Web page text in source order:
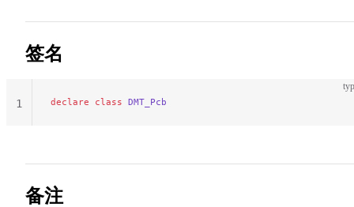
签名
declare class DMT_Pcb
1
备注